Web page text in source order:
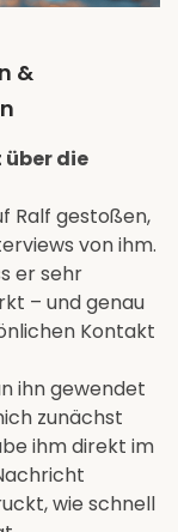
&
über die
Ralf gestoßen,
von ihm.
er sehr
– und genau
Kontakt
ihn gewendet
zunächst
ihm direkt im
wie schnell